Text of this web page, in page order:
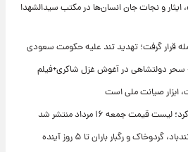
و نجات جان انسان‌ها در مکتب سیدالشهدا
قرار گرفت؛ تهدید تند علیه حکومت سعودی
سحر دولتشاهی در آغوش غزل شاکری+فیلم
ابزار صیانت ملی است
جمعه ۱۶ مرداد منتشر شد
و رگبار باران تا ۵ روز آینده